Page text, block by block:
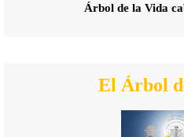
Árbol de la Vida
El Árbol